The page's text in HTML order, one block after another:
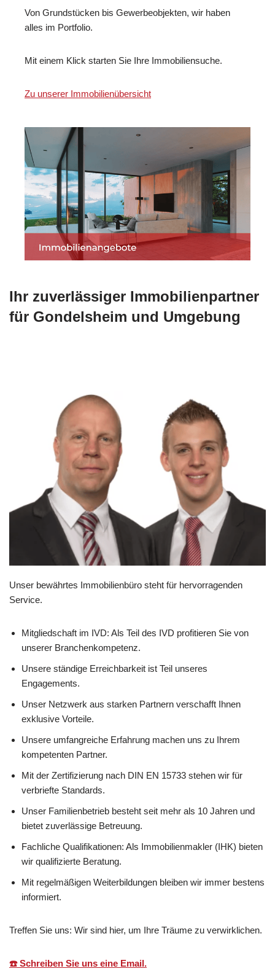
Von Grundstücken bis Gewerbeobjekten, wir haben
alles im Portfolio.
Mit einem Klick starten Sie Ihre Immobiliensuche.
Zu unserer Immobilienübersicht
Ihr zuverlässiger Immobilienpartner
für Gondelsheim und Umgebung
Unser bewährtes Immobilienbüro steht für hervorragenden
Service.
Mitgliedschaft im IVD: Als Teil des IVD profitieren Sie von
unserer Branchenkompetenz.
Unsere ständige Erreichbarkeit ist Teil unseres
Engagements.
Unser Netzwerk aus starken Partnern verschafft Ihnen
exklusive Vorteile.
Unsere umfangreiche Erfahrung machen uns zu Ihrem
kompetenten Partner.
Mit der Zertifizierung nach DIN EN 15733 stehen wir für
verbriefte Standards.
Unser Familienbetrieb besteht seit mehr als 10 Jahren und
bietet zuverlässige Betreuung.
Fachliche Qualifikationen: Als Immobilienmakler (IHK) bieten
wir qualifizierte Beratung.
Mit regelmäßigen Weiterbildungen bleiben wir immer bestens
informiert.
Treffen Sie uns: Wir sind hier, um Ihre Träume zu verwirklichen.
☎️ Schreiben Sie uns eine Email.